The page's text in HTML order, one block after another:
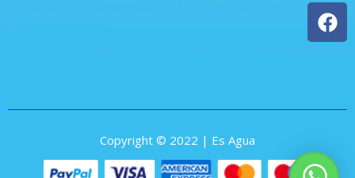
Copyright © 2022 | Es Agua